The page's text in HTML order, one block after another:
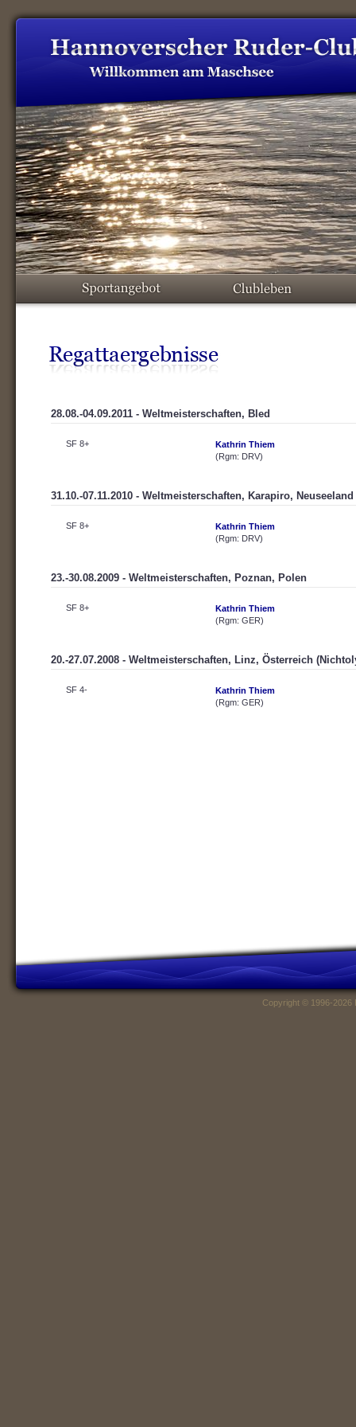
28.08.-04.09.2011 - Weltmeisterschaften, Bled
SF 8+
Kathrin Thiem
(Rgm: DRV)
31.10.-07.11.2010 - Weltmeisterschaften, Karapiro, Neuseeland
SF 8+
Kathrin Thiem
(Rgm: DRV)
23.-30.08.2009 - Weltmeisterschaften, Poznan, Polen
SF 8+
Kathrin Thiem
(Rgm: GER)
20.-27.07.2008 - Weltmeisterschaften, Linz, Österreich
SF 4-
Kathrin Thiem
(Rgm: GER)
Copyright © 1996-2026